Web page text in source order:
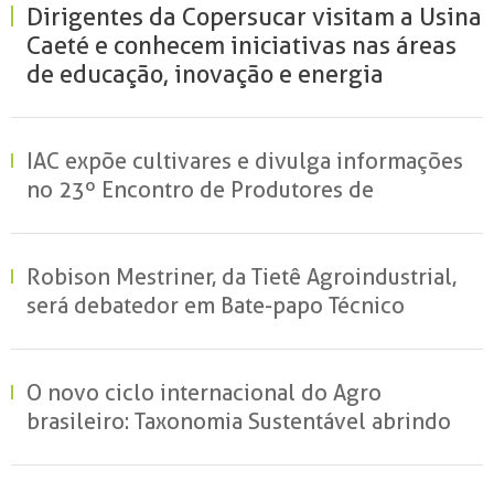
Dirigentes da Copersucar visitam a Usina
Caeté e conhecem iniciativas nas áreas
de educação, inovação e energia
IAC expõe cultivares e divulga informações
no 23º Encontro de Produtores de
Robison Mestriner, da Tietê Agroindustrial,
será debatedor em Bate-papo Técnico
O novo ciclo internacional do Agro
brasileiro: Taxonomia Sustentável abrindo